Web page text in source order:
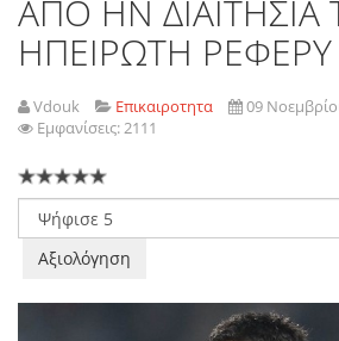
ΑΠΟ ΗΝ ΔΙΑΙΤΗΣΙΑ
ΗΠΕΙΡΩΤΗ ΡΕΦΕΡΥ
Vdouk Επικαιροτητα
09
Εμφανίσεις: 2111
Παρακαλώ
αξιολογήστε